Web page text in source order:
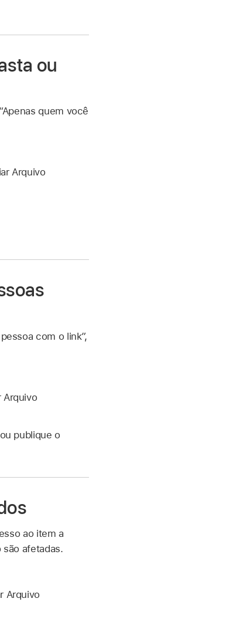
ou
quem você
Arquivo
com o link”,
Arquivo
publique o
ao item a
afetadas.
Arquivo